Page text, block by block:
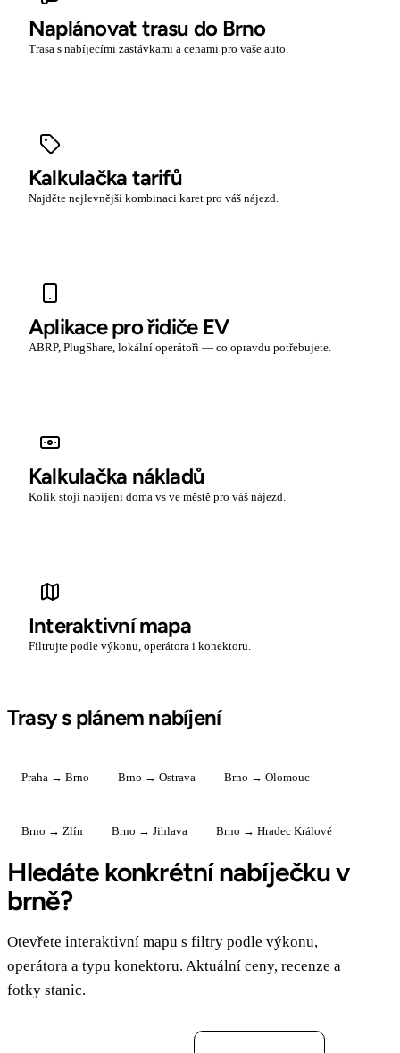
Naplánovat trasu do Brno
Trasa s nabíjecími zastávkami a cenami pro vaše auto.
Kalkulačka tarifů
Najděte nejlevnější kombinaci karet pro váš nájezd.
Aplikace pro řidiče EV
ABRP, PlugShare, lokální operátoři — co opravdu potřebujete.
Kalkulačka nákladů
Kolik stojí nabíjení doma vs ve městě pro váš nájezd.
Interaktivní mapa
Filtrujte podle výkonu, operátora i konektoru.
Trasy s plánem nabíjení
Praha → Brno Brno → Ostrava Brno → Olomouc
Brno → Zlín Brno → Jihlava Brno → Hradec Králové
Hledáte konkrétní nabíječku v
brně?
Otevřete interaktivní mapu s filtry podle výkonu,
operátora a typu konektoru. Aktuální ceny, recenze a
fotky stanic.